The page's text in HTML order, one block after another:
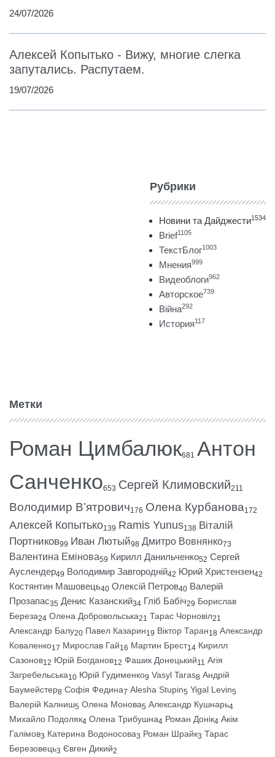
24/07/2026
Алексей Копытько - Вижу, многие слегка
запутались. Распутаем.
19/07/2026
Рубрики
Новини та Дайджести1534
Brief1105
ТекстБлог1003
Мнения999
Видеоблоги962
Авторское739
Війна292
История117
Метки
Роман Цимбалюк681 Антон
Санченко653 Сергей Климовский211
Володимир В’ятрович176 Олена Курбанова172
Алексей Копытько139 Ramis Yunus138 Віталій
Портников99 Иван Лютый98 Дмитро Вовнянко73
Валентина Емінова59 Кирилл Данильченко52 Сергей
Ауслендер49 Володимир Завгородній42 Юрий Христензен42
Костянтин Машовець40 Олексій Петров40 Валерій
Прозапас35 Денис Казанский34 Гліб Бабіч29 Борислав
Береза24 Олена Добровольська21 Тарас Чорновіл21
Александр Балу20 Павел Казарин19 Віктор Таран18 Александр
Коваленко17 Мирослав Гай16 Мартин Брест14 Кирилл
Сазонов12 Юрій Богданов12 Фашик Донецький11 Агія
Загребельська10 Юрій Гудименко9 Vasyl Taras8 Андрій
Баумейстер8 Софія Федина7 Alesha Stupin5 Yigal Levin5
Валерій Калниш5 Олена Монова5 Александр Кушнарь4
Михайло Подоляк4 Олена Трибушна4 Роман Донік4 Акім
Галімов3 Катерина Водоносова3 Роман Шрайк3 Тарас
Березовець3 Євген Дикий2